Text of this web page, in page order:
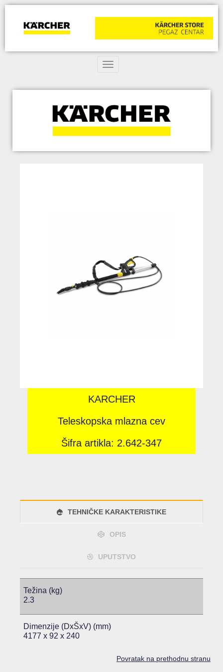
Toggle navigation
KARCHER
Teleskopska mlazna cev
Šifra artikla: 2.642-347
TEHNIČKE KARAKTERISTIKE
OPIS
UPUTSTVO
Težina (kg)
2.3
Dimenzije (DxŠxV) (mm)
4177 x 92 x 240
Povratak na prethodnu stranu